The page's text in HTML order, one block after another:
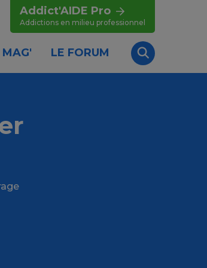
Addict'AIDE Pro
Addictions en milieu professionnel
MAG' LE FORUM
Recherche